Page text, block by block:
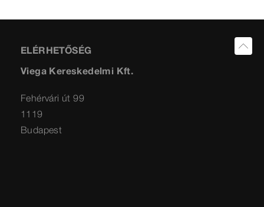
ELÉRHETŐSÉG
Viega Kereskedelmi Kft.
Fehérvári út 99
1119
Budapest